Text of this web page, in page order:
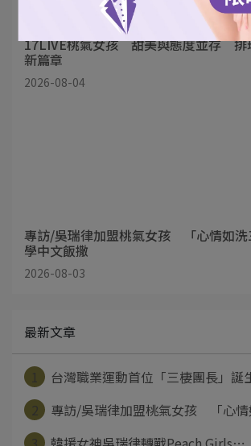
台灣職業運動首位「三棲團長」誕生！
17LIVE桃氣女孩 甜美與態度並存 排
新篇章
2026-08-04
專訪/吳瑞律加盟桃氣女孩 「心情如洗
學中文飯撒
2026-08-03
最新文章
台灣職業運動首位「三棲團長」
專訪/吳瑞律加盟桃氣女孩 「心